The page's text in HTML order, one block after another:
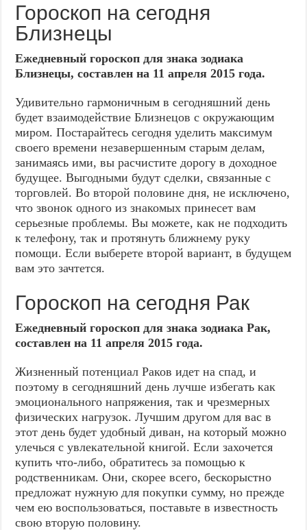
Гороскоп на сегодня
Близнецы
Ежедневный гороскоп для знака зодиака
Близнецы, составлен на 11 апреля 2015 года.
Удивительно гармоничным в сегодняшний день
будет взаимодействие Близнецов с окружающим
миром. Постарайтесь сегодня уделить максимум
своего времени незавершенным старым делам,
занимаясь ими, вы расчистите дорогу в доходное
будущее. Выгодными будут сделки, связанные с
торговлей. Во второй половине дня, не исключено,
что звонок одного из знакомых принесет вам
серьезные проблемы. Вы можете, как не подходить
к телефону, так и протянуть ближнему руку
помощи. Если выберете второй вариант, в будущем
вам это зачтется.
Гороскоп на сегодня Рак
Ежедневный гороскоп для знака зодиака Рак,
составлен на 11 апреля 2015 года.
Жизненный потенциал Раков идет на спад, и
поэтому в сегодняшний день лучше избегать как
эмоционального напряжения, так и чрезмерных
физических нагрузок. Лучшим другом для вас в
этот день будет удобный диван, на который можно
улечься с увлекательной книгой. Если захочется
купить что-либо, обратитесь за помощью к
родственникам. Они, скорее всего, бескорыстно
предложат нужную для покупки сумму, но прежде
чем ею воспользоваться, поставьте в известность
свою вторую половину.